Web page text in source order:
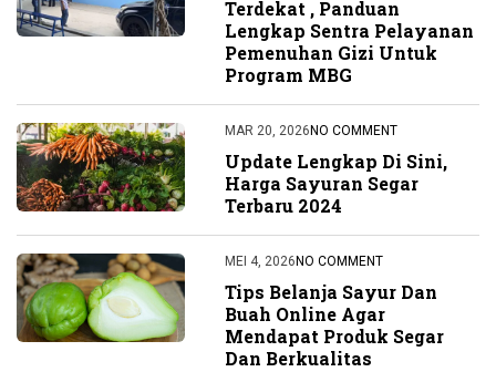
Terdekat , Panduan
Lengkap Sentra Pelayanan
Pemenuhan Gizi Untuk
Program MBG
MAR 20, 2026 NO COMMENT
Update Lengkap Di Sini,
Harga Sayuran Segar
Terbaru 2024
MEI 4, 2026 NO COMMENT
Tips Belanja Sayur Dan
Buah Online Agar
Mendapat Produk Segar
Dan Berkualitas